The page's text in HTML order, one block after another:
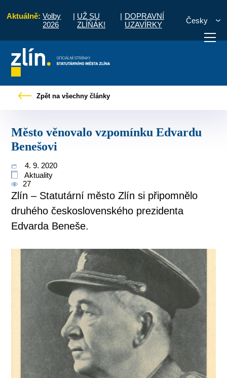
Aktuálně: Volby
2026
| UŽ SU
ZLÍŇÁK!
| DOPRAVNÍ
UZAVÍRKY
Česky
vyřídit Potřebuji zaplatit
Zpět na všechny články
Město věnovalo vzpomínku Edvardu
Benešovi
4. 9. 2020
Aktuality
27
Zlín – Statutární město Zlín si připomnělo
druhého československého prezidenta
Edvarda Beneše.